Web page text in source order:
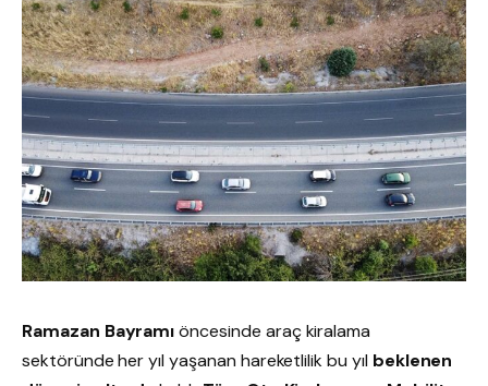
Ramazan Bayramıöncesinde araç kiralama
sektöründe her yıl yaşanan hareketlilik bu yıl beklenen